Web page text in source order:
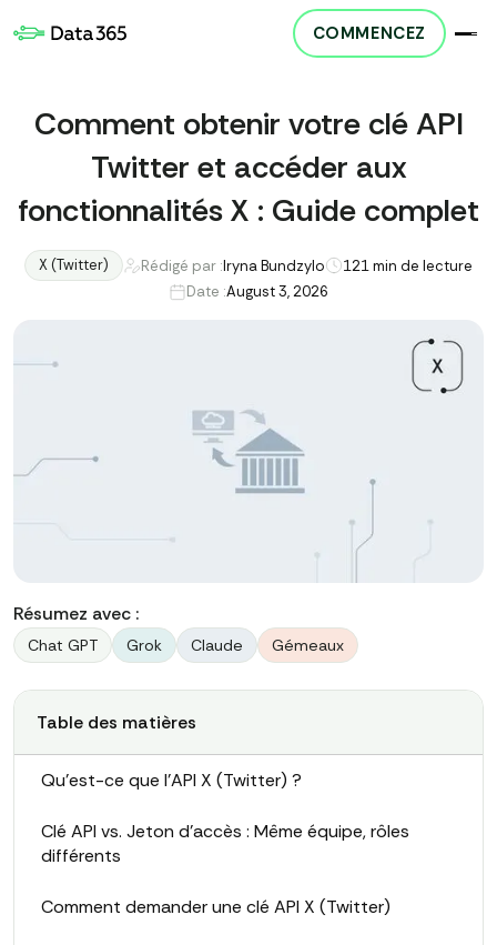
COMMENCEZ
Comment obtenir votre clé API
Twitter et accéder aux
fonctionnalités X : Guide complet
X (Twitter) Rédigé par :Iryna Bundzylo 121 min de lecture
Date :August 3, 2026
Résumez avec :
Chat GPT Grok Claude Gémeaux
Table des matières
Qu'est-ce que l'API X (Twitter) ?
Clé API vs. Jeton d'accès : Même équipe, rôles
différents
Comment demander une clé API X (Twitter)